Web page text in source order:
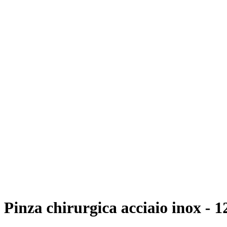
Pinza chirurgica acciaio inox -